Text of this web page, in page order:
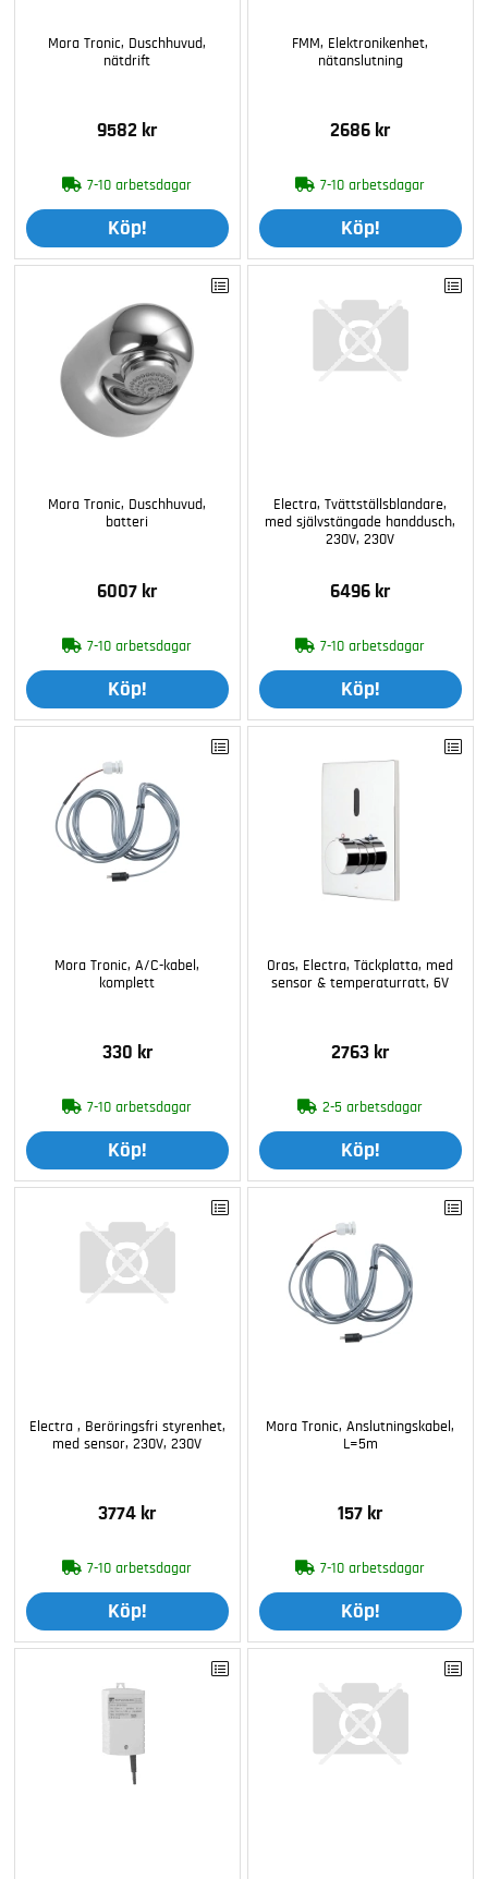
Mora Tronic, Duschhuvud,
nätdrift
9582 kr
7-10 arbetsdagar
Köp!
FMM, Elektronikenhet,
nätanslutning
2686 kr
7-10 arbetsdagar
Köp!
Mora Tronic, Duschhuvud,
batteri
6007 kr
7-10 arbetsdagar
Köp!
Electra, Tvättställsblandare,
med självstängade handdusch,
230V, 230V
6496 kr
7-10 arbetsdagar
Köp!
Mora Tronic, A/C-kabel,
komplett
330 kr
7-10 arbetsdagar
Köp!
Oras, Electra, Täckplatta, med
sensor & temperaturratt, 6V
2763 kr
2-5 arbetsdagar
Köp!
Electra , Beröringsfri styrenhet,
med sensor, 230V, 230V
3774 kr
7-10 arbetsdagar
Köp!
Mora Tronic, Anslutningskabel,
L=5m
157 kr
7-10 arbetsdagar
Köp!